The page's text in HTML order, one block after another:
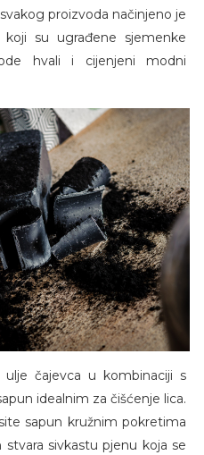
proizvoda načinjeno je
su ugrađene sjemenke
hvali i cijenjeni modni
čajevca u kombinaciji s
idealnim za čišćenje lica.
sapun kružnim pokretima
stvara sivkastu pjenu koja se